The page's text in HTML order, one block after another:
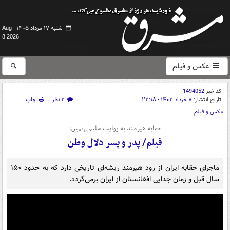
شنبه ۱۷ مرداد ۱۴۰۵ -
Aug
8 2026
عکس و فیلم
کد خبر1494052
تاریخ انتشار: ۷ خرداد ۱۴۰۲ - ۲۲:۱۸ ۲ نظر
چاپ
عکس و فیلم
حقابه هیرمند به روایت سلیمی‌نمین؛
فیلم/ پدر و پسر دلال وطن
ماجرای حقابه ایران از رود هیرمند ریشه‌ای تاریخی دارد که به حدود ۱۵۰
سال قبل و زمان جدایی افغانستان از ایران برمی‌گردد.